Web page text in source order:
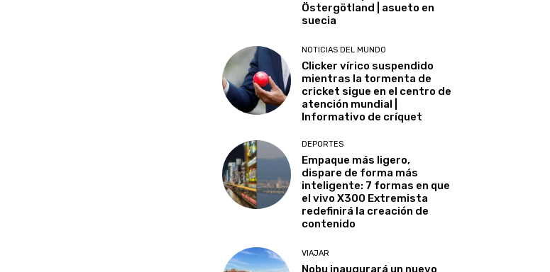
Östergötland | asueto en
suecia
NOTICIAS DEL MUNDO
Clicker vírico suspendido
mientras la tormenta de
cricket sigue en el centro de
atención mundial |
Informativo de críquet
DEPORTES
Empaque más ligero,
dispare de forma más
inteligente: 7 formas en que
el vivo X300 Extremista
redefinirá la creación de
contenido
VIAJAR
Nobu inaugurará un nuevo